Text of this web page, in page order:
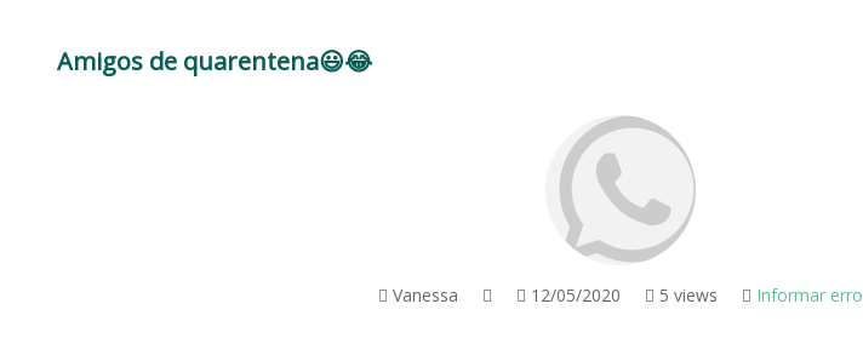
Amigos de quarentena😃😂
Vanessa 12/05/2020 5 views Informar erro